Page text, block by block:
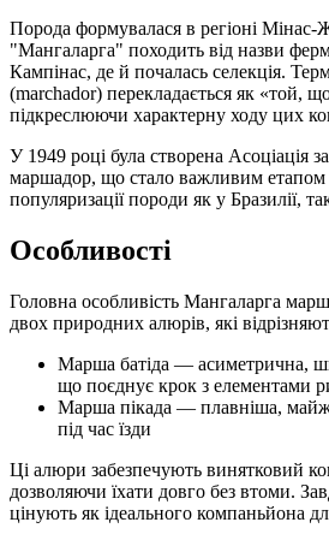
Порода формувалася в регіоні Мінас-
"Мангаларга" походить від назви
Кампінас, де й почалась селекція.
(marchador) перекладається як «той,
підкреслюючи характерну ходу цих
У 1949 році була створена Асоціація
маршадор, що стало важливим етапом
популяризації породи як у Бразилії,
Особливості
Головна особливість Мангаларга
двох природних алюрів, які
Марша батіда — асиметрична,
що поєднує крок з елементами
Марша пікада — плавніша,
під час їзди
Ці алюри забезпечують винятковий
дозволяючи їхати довго без втоми.
цінують як ідеального компаньйона